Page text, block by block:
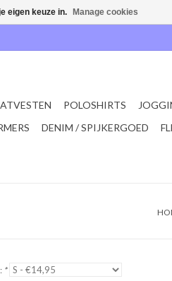
POLOSHIRTS
DENIM / SPIJKERGOED
*
eigen keuze in. Manage cookies